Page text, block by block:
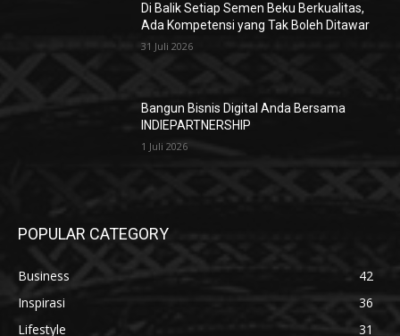
Di Balik Setiap Semen Beku Berkualitas,
Ada Kompetensi yang Tak Boleh Ditawar
31 Juli 2026
Bangun Bisnis Digital Anda Bersama
INDIEPARTNERSHIP
1 Juli 2026
POPULAR CATEGORY
Business
42
Inspirasi
36
Lifestyle
31